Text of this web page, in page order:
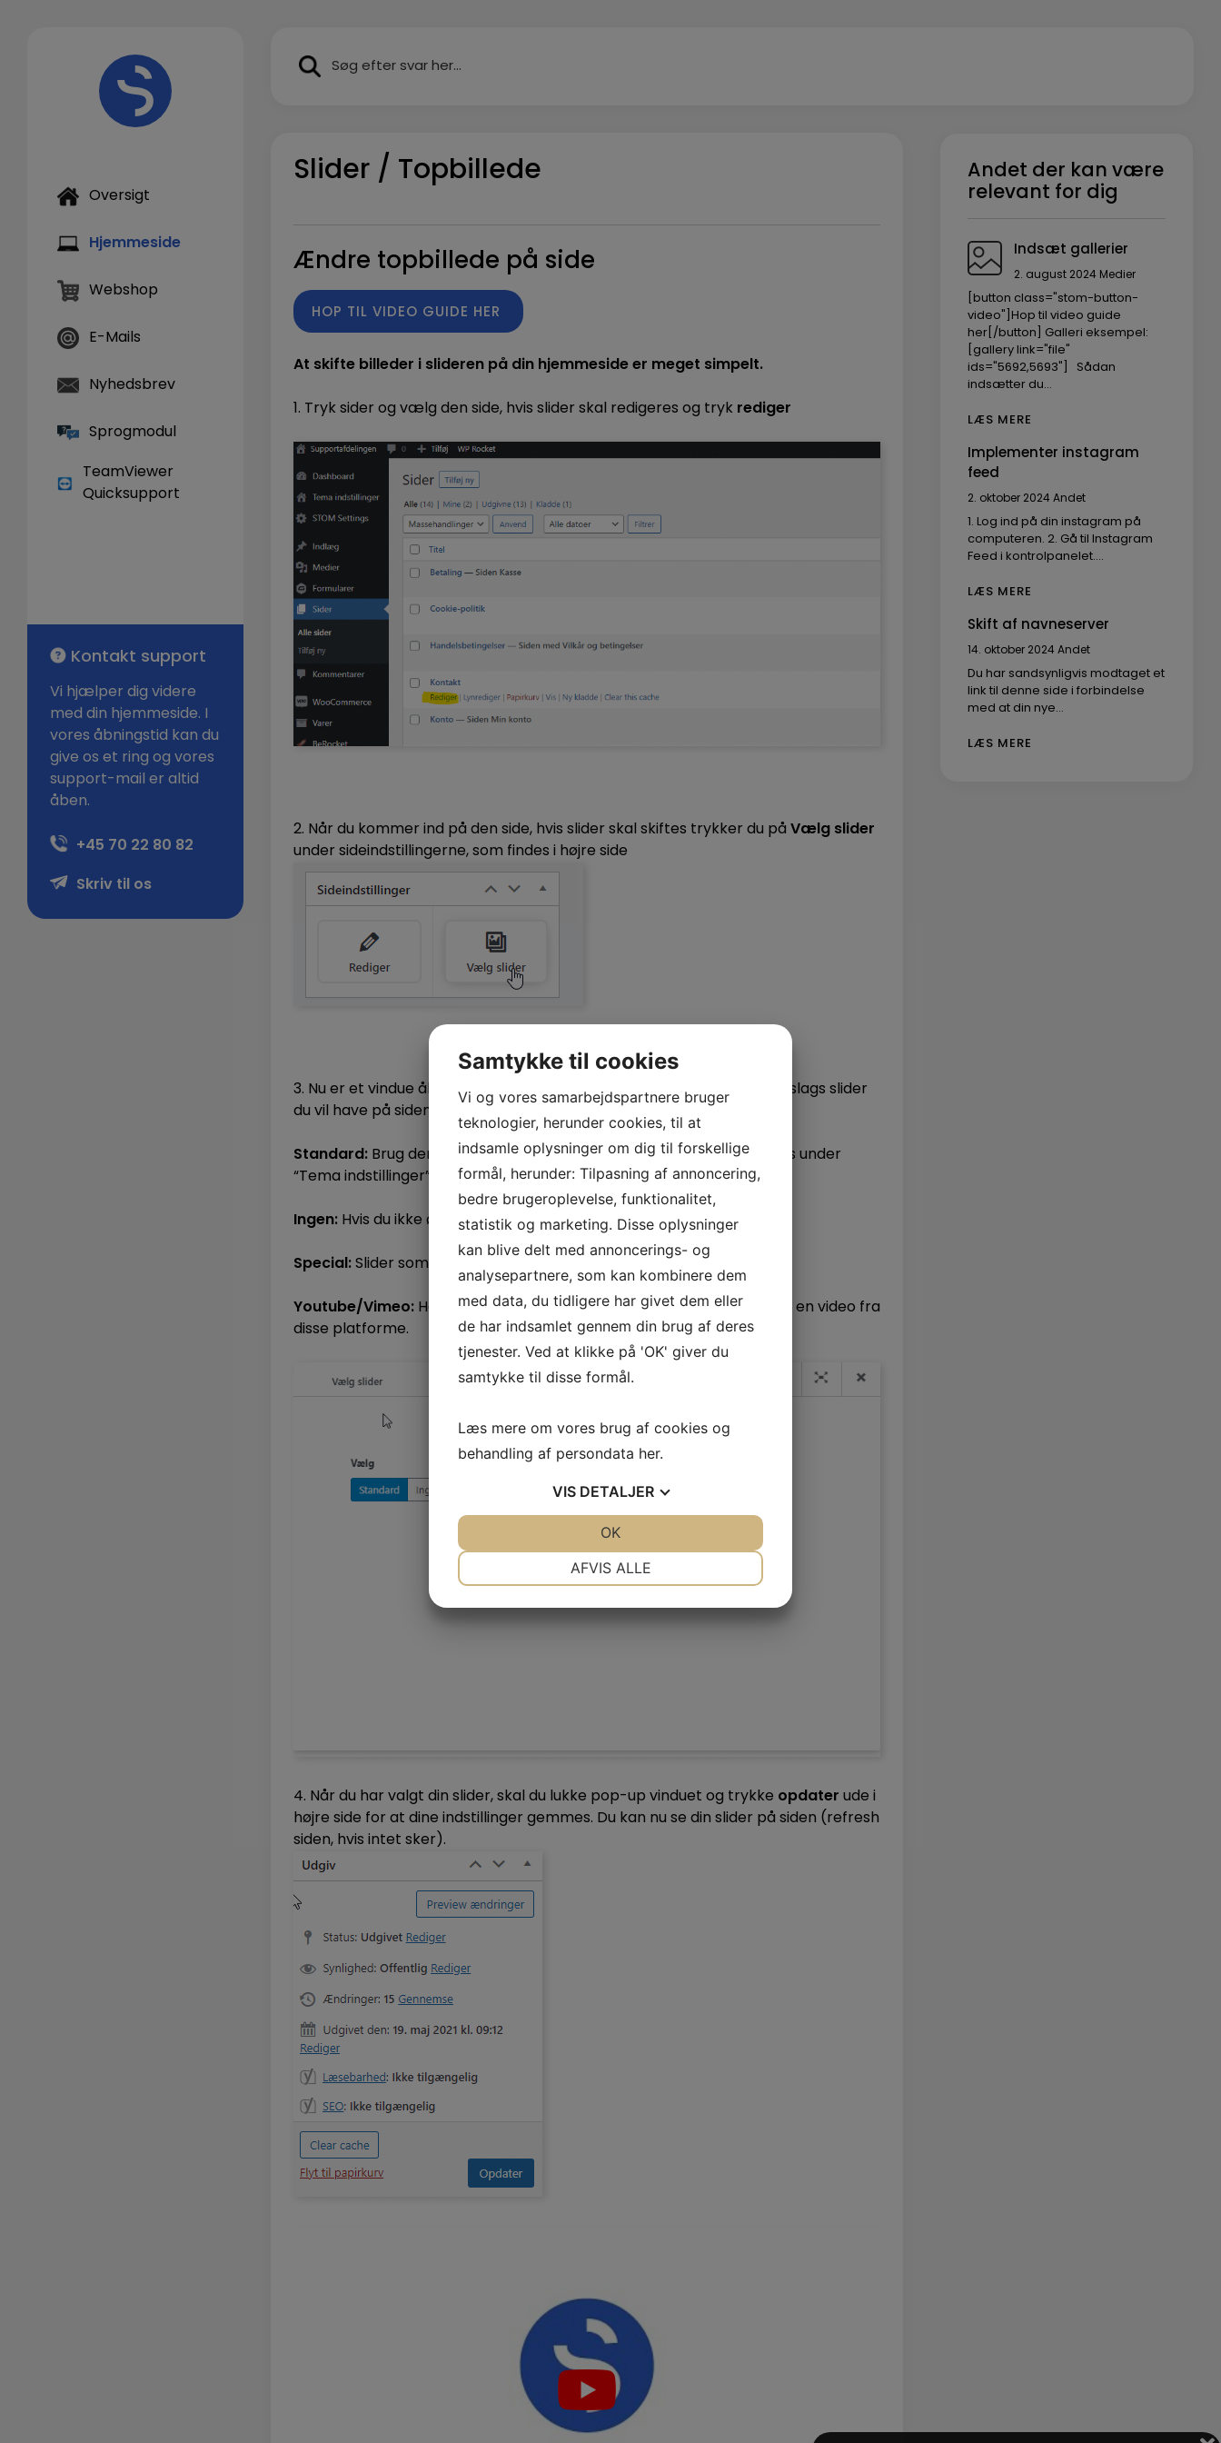
Oversigt
Hjemmeside
Webshop
E-Mails
Nyhedsbrev
Sprogmodul
TeamViewer
Quicksupport
Kontakt support
Vi hjælper dig videre
med din hjemmeside. I
vores åbningstid kan du
give os et ring og vores
support-mail er altid
åben.
+45 70 22 80 82
Skriv til os
Slider / Topbillede
Ændre topbillede på side
HOP TIL VIDEO GUIDE HER
At skifte billeder i slideren på din hjemmeside er meget simpelt.
1. Tryk sider og vælg den side, hvis slider skal redigeres og tryk rediger
2. Når du kommer ind på den side, hvis slider skal skiftes trykker du på Vælg slider
under sideindstillingerne, som findes i højre side
3. Nu er et vindue åbnet, hvori du får muligheden for at vælge, hvilken slags slider
du vil have på siden:
Standard: Brug den forhåndsopstillede slider. Standard slidere kan ses under
“Tema indstillinger”.
Ingen:Hvis du ikke ønsker en slider på den valgte side.
Special:Slider som kun gælder for den enkelte side.
Youtube/Vimeo:Her kan du indsætte et link og på denne måde tilføje en video fra
disse platforme.
4. Når du har valgt din slider, skal du lukke pop-up vinduet og trykke opdater ude i
højre side for at dine indstillinger gemmes. Du kan nu se din slider på siden (refresh
siden, hvis intet sker).
Andet der kan være
relevant for dig
Indsæt gallerier
2. august 2024 Medier
[button class="stom-button-
video"]Hop til video guide
her[/button] Galleri eksempel:
[gallery link="file"
ids="5692,5693"] Sådan
indsætter du…
LÆS MERE
Implementer instagram
feed
2. oktober 2024 Andet
1. Log ind på din instagram på
computeren. 2. Gå til Instagram
Feed i kontrolpanelet.…
LÆS MERE
Skift af navneserver
14. oktober 2024 Andet
Du har sandsynligvis modtaget et
link til denne side i forbindelse
med at din nye…
LÆS MERE
Samtykke til cookies
Vi og vores samarbejdspartnere bruger
teknologier, herunder cookies, til at
indsamle oplysninger om dig til forskellige
formål, herunder: Tilpasning af annoncering,
bedre brugeroplevelse, funktionalitet,
statistik og marketing. Disse oplysninger
kan blive delt med annoncerings- og
analysepartnere, som kan kombinere dem
med data, du tidligere har givet dem eller
de har indsamlet gennem din brug af deres
tjenester. Ved at klikke på 'OK' giver du
samtykke til disse formål.
Læs mere om vores brug af cookies og
behandling af persondata her.
VIS DETALJER
AFVIS ALLE
OK